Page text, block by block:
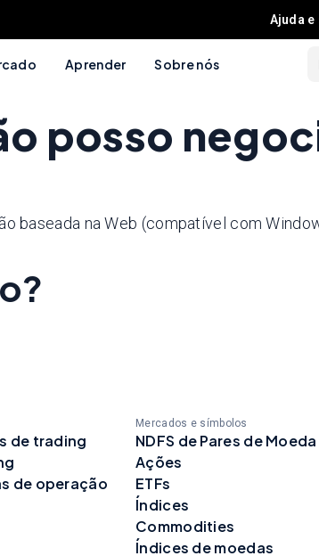
Ajuda
Aprender Sobre nós
posso
baseada na Web (compatível com
de trading
de operação
Mercados e símbolos
NDFS de Pares de Moeda
Ações
ETFs
Índices
Commodities
Índices de moedas